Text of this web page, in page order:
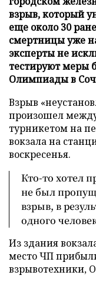
взрыв, который
еще около 30
смертницы уже
эксперты не
тестируют меры
Олимпиады в
Взрыв
произошел
турникетом на
вокзала на
воскресенья.
Кто-то хотел
не был
взрыв, в
одного
Из здания
место ЧП
взрывотехники,